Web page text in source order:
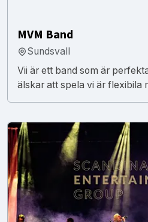
MVM Band
Sundsvall
Vii är ett band som är
älskar att spela vi är flexibila